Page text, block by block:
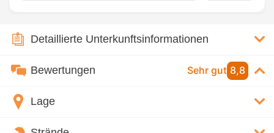
Detaillierte Unterkunftsinformationen
Bewertungen Sehr gut 8,8
Lage